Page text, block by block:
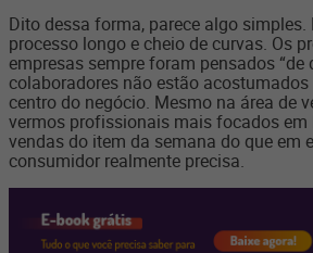
Dito dessa forma, parece algo simples.
processo longo e cheio de curvas. Os
empresas sempre foram pensados “de
colaboradores não estão
centro do negócio. Mesmo na área de
vermos profissionais mais focados em
vendas do item da semana do que em
consumidor realmente precisa.